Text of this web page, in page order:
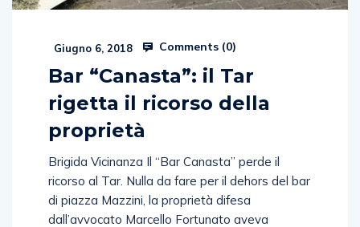
Bar “Canasta”: il Tar
rigetta il ricorso della
proprietà
Brigida Vicinanza Il “Bar Canasta” perde il
ricorso al Tar. Nulla da fare per il dehors del bar
di piazza Mazzini, la proprietà difesa